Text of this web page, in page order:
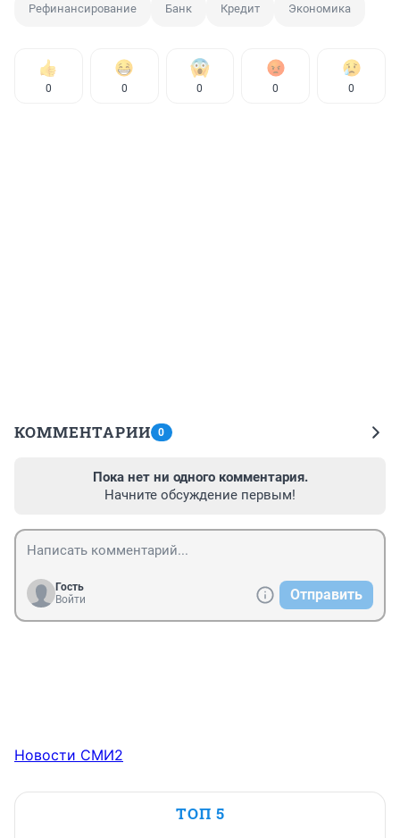
Рефинансирование Банк Кредит Экономика
0 0 0 0 0
КОММЕНТАРИИ 0
Пока нет ни одного комментария.
Начните обсуждение первым!
Гость
Войти
Отправить
Новости СМИ2
ТОП 5